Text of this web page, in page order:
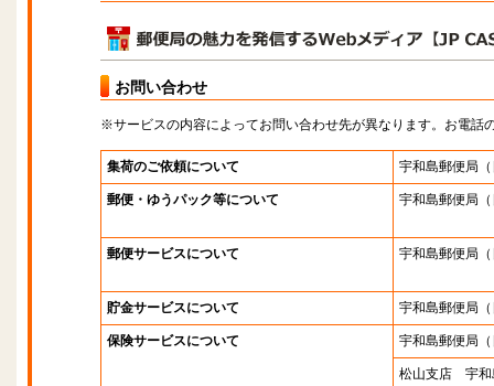
お問い合わせ
※サービスの内容によってお問い合わせ先が異なります。お電話
集荷のご依頼について 宇和島郵便局
郵便・ゆうパック等について 宇和島郵便局
郵便サービスについて 宇和島郵便局
貯金サービスについて 宇和島郵便局
保険サービスについて 宇和島郵便局
松山支店 宇和